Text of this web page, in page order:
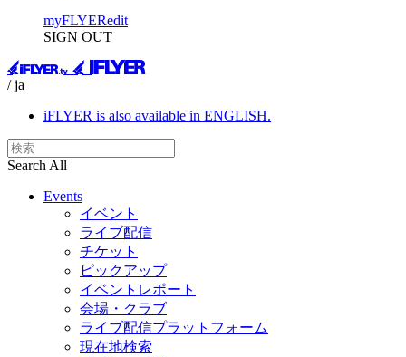
myFLYERedit
SIGN OUT
/ ja
iFLYER is also available in ENGLISH.
Search All
Events
イベント
ライブ配信
チケット
ピックアップ
イベントレポート
会場・クラブ
ライブ配信プラットフォーム
現在地検索